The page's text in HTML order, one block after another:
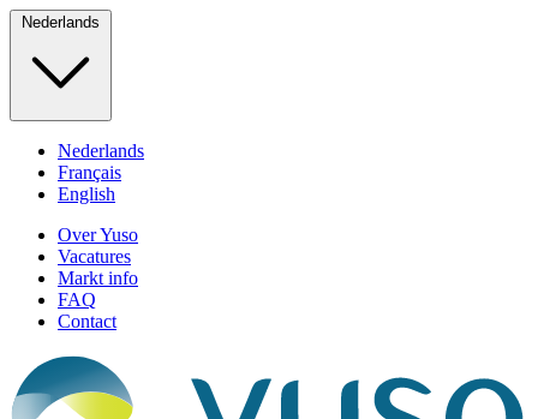
Nederlands
Nederlands
Français
English
Over Yuso
Vacatures
Markt info
FAQ
Contact